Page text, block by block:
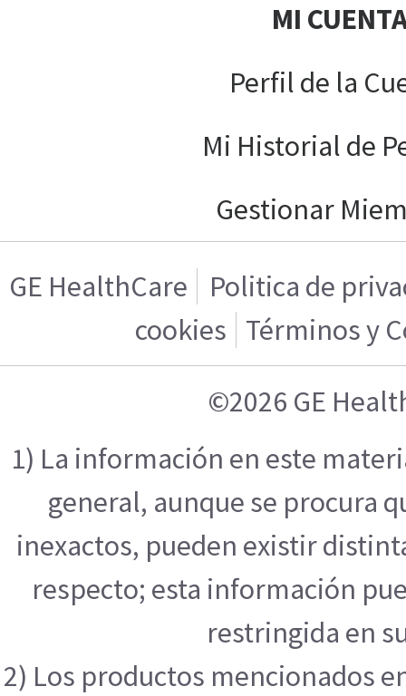
MI
Perfil de la
Mi Historial de
Gestionar
GE HealthCare
Politica de
cookies Términos y
©2026 GE
1) La información en este
general, aunque se procura
inexactos, pueden existir
respecto; esta información
restringida en
2) Los productos mencionados